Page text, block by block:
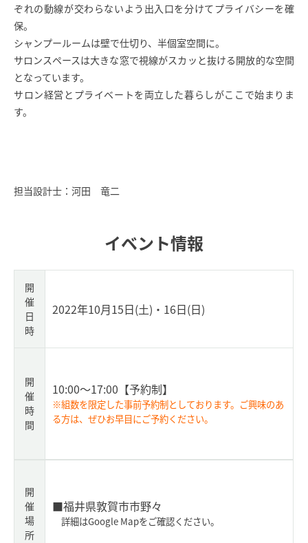
ぞれの動線が交わらないよう出入口を分けてプライバシーを確
保。
シャンプールームは壁で仕切り、半個室空間に。
サロンスペースは大きな窓で視線がスカッと抜ける開放的な空間
となっています。
サロン経営とプライベートを両立した暮らしがここで始まりま
す。
担当設計士：河田 竜二
イベント情報
開
催
日
時
2022年10月15日(土)・16日(日)
開
催
時
間
10:00～17:00 【予約制】
※組数を限定した事前予約制としております。ご興味のあ
る方は、ぜひお早目にご予約ください。
開
催
場
所
■福井県敦賀市市野々
詳細はGoogle Mapをご確認ください。